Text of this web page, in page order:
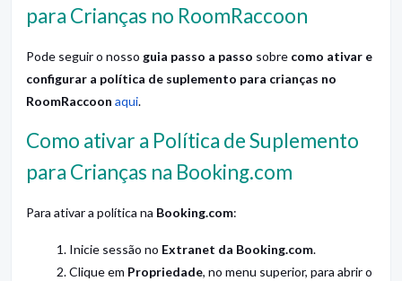
para Crianças no RoomRaccoon
Pode seguir o nosso guia passo a passo sobre como ativar e
configurar a política de suplemento para crianças no
RoomRaccoon aqui.
Como ativar a Política de Suplemento
para Crianças na Booking.com
Para ativar a política na Booking.com:
Inicie sessão no Extranet da Booking.com.
Clique em Propriedade, no menu superior, para abrir o